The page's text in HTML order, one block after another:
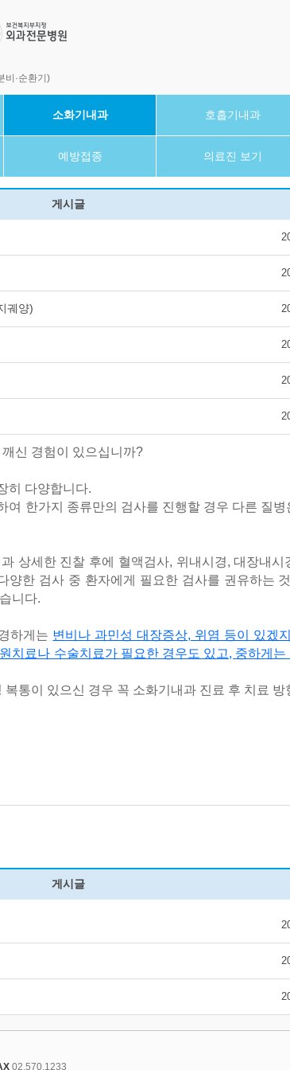
비·순환기)
소화기내과 호흡기내과
예방접종 의료진 보기
게시글
궤양)
신 경험이 있으십니까?
히 다양합니다.
여 한가지 종류만의 검사를 진행할 경우 다른 질병
상세한 진찰 후에 혈액검사, 위내시경, 대장내시
양한 검사 중 환자에게 필요한 검사를 권유하는
니다.
하게는 변비나 과민성 대장증상, 위염 등이 있겠
치료나 수술치료가 필요한 경우도 있고, 중하게
복통이 있으신 경우 꼭 소화기내과 진료 후 치료
게시글
02.570.1233